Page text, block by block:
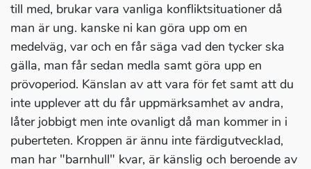
till med, brukar vara vanliga konfliktsituationer då
man är ung. kanske ni kan göra upp om en
medelväg, var och en får säga vad den tycker ska
gälla, man får sedan medla samt göra upp en
prövoperiod. Känslan av att vara för fet samt att du
inte upplever att du får uppmärksamhet av andra,
låter jobbigt men inte ovanligt då man kommer in i
puberteten. Kroppen är ännu inte färdigutvecklad,
man har "barnhull" kvar, är känslig och beroende av